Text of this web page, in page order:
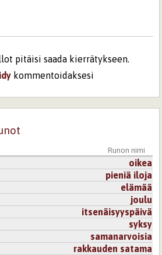
pitäisi saada kierrätykseen.
kommentoidaksesi
Runon nimi
oikea
pieniä iloja
elämää
joulu
itsenäisyyspäivä
syksy
samanarvoisia
rakkauden satama